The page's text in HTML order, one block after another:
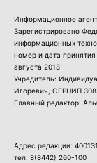
Информационное
Зарегистрировано
информационных
номер и дата
августа 2018
Учредитель:
Игоревич, ОГРНИП
Главный редактор:
Адрес редакции:
тел. 8(8442) 260-100